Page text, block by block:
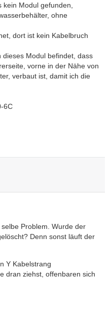
Modul gefunden,
ohne
dort ist kein Kabelbruch
Modul befindet, dass
vorne in der Nähe von
verbaut ist, damit ich die
6C
Problem. Wurde der
Denn sonst läuft der
Y Kabelstrang
dran ziehst, offenbaren sich